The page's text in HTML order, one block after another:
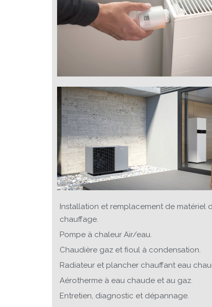
Installation et remplacement de matériel
chauffage.
Pompe à chaleur Air/eau.
Chaudière gaz et fioul à condensation.
Radiateur et plancher chauffant eau
Aérotherme à eau chaude et au gaz.
Entretien, diagnostic et dépannage.